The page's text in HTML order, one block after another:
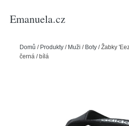
Emanuela.cz
Domů / Produkty / Muži / Boty /Žabky
černá / bílá